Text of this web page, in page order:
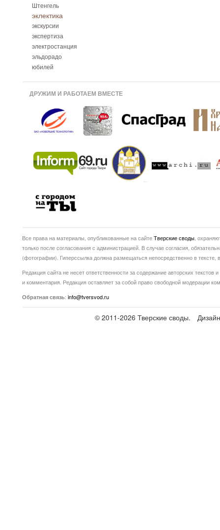
Штенгель
эклектика
экскурсии
экспертиза
электростанция
эльдорадо
юбилей
ДРУЖИМ И РАБОТАЕМ ВМЕСТЕ
Все права на материалы, опубликованные на сайтеТверские своды ,
только после согласования с администрацией. В случае согласия,
(фотографии). Гиперссылка должна размещаться непосредственно в
Редакция сайта не несет ответственности за содержание авторских
и комментария. Редакция оставляет за собой право свободной модерации
Обратная связь: info@tversvod.ru
© 2011-2026 Тверские своды.